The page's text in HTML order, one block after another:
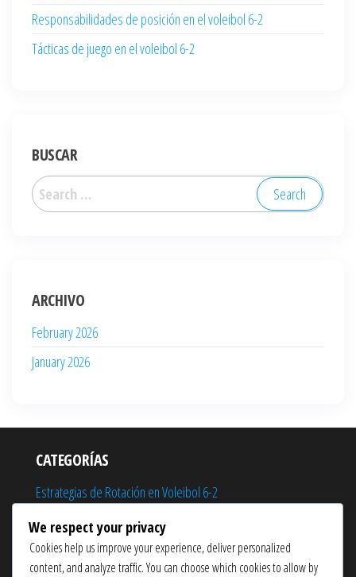
Responsabilidades de posición en el voleibol 6-2
Tácticas de juego en el voleibol 6-2
BUSCAR
Search
for:
ARCHIVO
February 2026
January 2026
CATEGORÍAS
Estrategias de Rotación en Voleibol 6-2
Responsabilidades de posición en el voleibol 6-2
Tácticas de juego en el voleibol 6-2
We respect your privacy
Cookies help us improve your experience, deliver personalized
content, and analyze traffic. You can choose which cookies to allow by